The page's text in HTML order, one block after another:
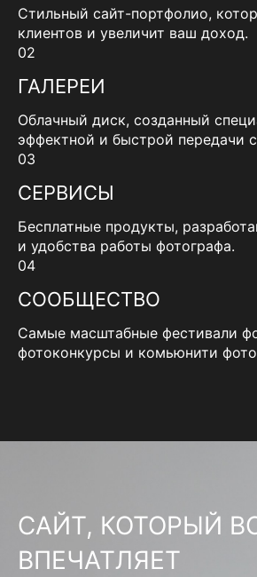
Стильный сайт-портфолио,
клиентов и увеличит ваш доход.
02
ГАЛЕРЕИ
Облачный диск, созданный
эффектной и быстрой передачи
03
СЕРВИСЫ
Бесплатные продукты,
и удобства работы фотографа.
04
СООБЩЕСТВО
Самые масштабные фестивали
фотоконкурсы и комьюнити
САЙТ, КОТОРЫЙ
ВПЕЧАТЛЯЕТ